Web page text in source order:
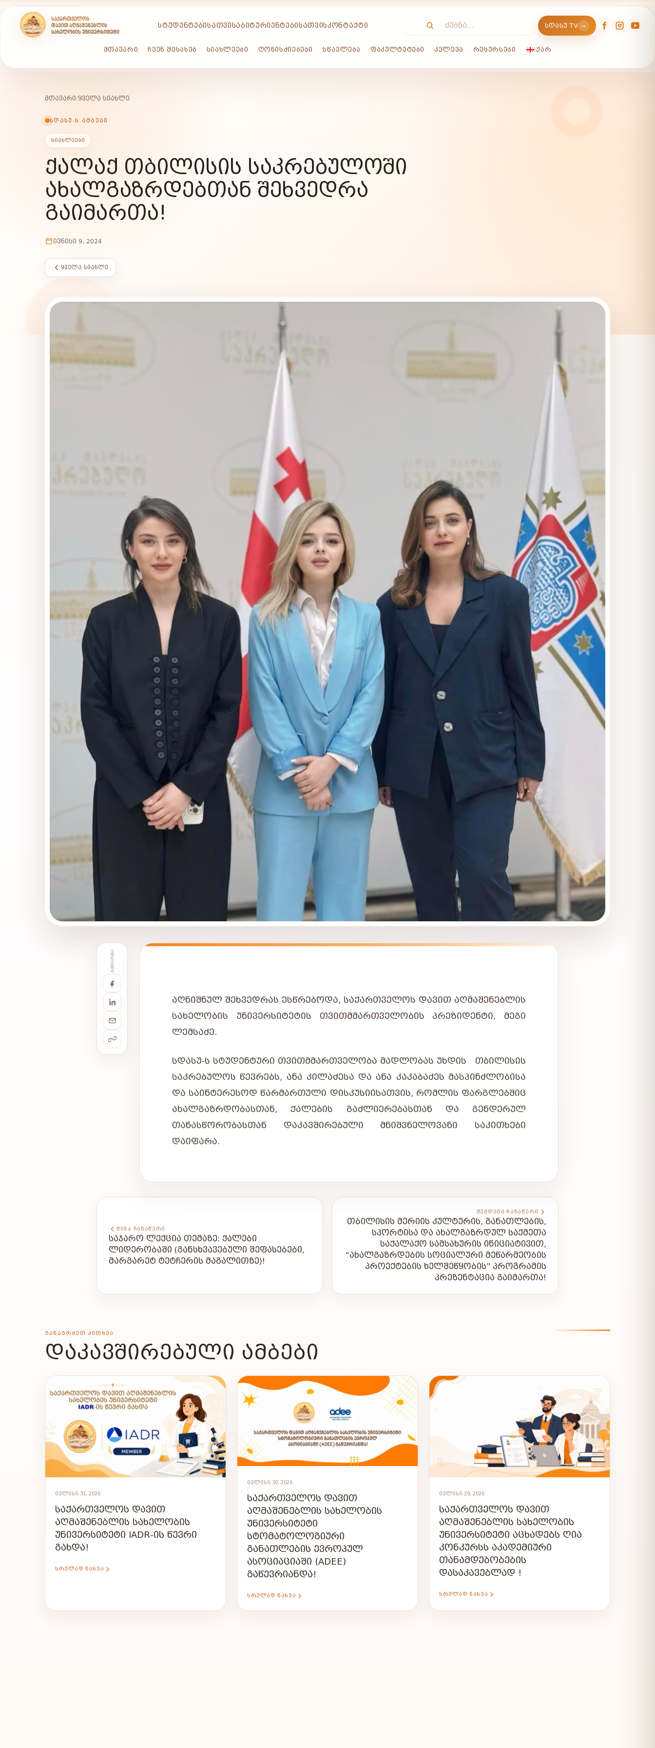
ᲡᲢᲣᲓᲔᲜᲢᲔᲑᲘᲡᲐᲗᲕᲘᲡᲐᲑᲘᲢᲣᲠᲘᲔᲜᲢᲔᲑᲘᲡᲐᲗᲕᲘᲡᲙᲝᲜᲢᲐᲥᲢᲘ ᲡᲓᲐᲡᲣ TV →
ᲛᲗᲐᲕᲐᲠᲘ ᲩᲕᲔᲜ ᲨᲔᲡᲐᲮᲔᲑ ᲡᲘᲐᲮᲚᲔᲔᲑᲘ ᲦᲝᲜᲘᲡᲫᲘᲔᲑᲔᲑᲘ ᲡᲬᲐᲕᲚᲔᲑᲐ ᲤᲐᲙᲣᲚᲢᲔᲢᲔᲑᲘ ᲙᲕᲚᲔᲕᲐ ᲠᲔᲡᲣᲠᲡᲔᲑᲘ ᲥᲐᲠ
ᲛᲗᲐᲕᲐᲠᲘ/ᲧᲕᲔᲚᲐ ᲡᲘᲐᲮᲚᲔ
ᲡᲓᲐᲡᲣ-Ს ᲐᲛᲑᲔᲑᲘ
ᲡᲘᲐᲮᲚᲔᲔᲑᲘ
ᲥᲐᲚᲐᲥ ᲗᲑᲘᲚᲘᲡᲘᲡ ᲡᲐᲙᲠᲔᲑᲣᲚᲝᲨᲘ
ᲐᲮᲐᲚᲒᲐᲖᲠᲓᲔᲑᲗᲐᲜ ᲨᲔᲮᲕᲔᲓᲠᲐ
ᲒᲐᲘᲛᲐᲠᲗᲐ!
ᲘᲕᲜᲘᲡᲘ 9, 2024
ᲧᲕᲔᲚᲐ ᲡᲘᲐᲮᲚᲔ
ᲒᲐᲖᲘᲐᲠᲔᲑᲐ
ᲐᲦᲜᲘᲨᲜᲣᲚ ᲨᲔᲮᲕᲔᲓᲠᲐᲡ ᲔᲡᲬᲠᲔᲑᲝᲓᲐ, ᲡᲐᲥᲐᲠᲗᲕᲔᲚᲝᲡ ᲓᲐᲕᲘᲗ ᲐᲦᲛᲐᲨᲔᲜᲔᲑᲚᲘᲡ
ᲡᲐᲮᲔᲚᲝᲑᲘᲡ ᲣᲜᲘᲕᲔᲠᲡᲘᲢᲔᲢᲘᲡ ᲗᲕᲘᲗᲛᲛᲐᲠᲗᲕᲔᲚᲝᲑᲘᲡ ᲞᲠᲔᲖᲘᲓᲔᲜᲢᲘ, ᲛᲔᲒᲘ
ᲚᲔᲛᲡᲐᲫᲔ.
ᲡᲓᲐᲡᲣ-Ს ᲡᲢᲣᲓᲔᲜᲢᲣᲠᲘ ᲗᲕᲘᲗᲛᲛᲐᲠᲗᲕᲔᲚᲝᲑᲐ ᲛᲐᲓᲚᲝᲑᲐᲡ ᲣᲮᲓᲘᲡ ᲗᲑᲘᲚᲘᲡᲘᲡ
ᲡᲐᲙᲠᲔᲑᲣᲚᲝᲡ ᲬᲔᲕᲠᲔᲑᲡ, ᲐᲜᲐ ᲙᲘᲚᲐᲫᲔᲡᲐ ᲓᲐ ᲐᲜᲐ ᲙᲐᲙᲐᲑᲐᲫᲔᲡ ᲛᲐᲡᲞᲘᲜᲫᲚᲝᲑᲘᲡᲐ
ᲓᲐ ᲡᲐᲘᲜᲢᲔᲠᲔᲡᲝᲓ ᲬᲐᲠᲛᲐᲠᲗᲣᲚᲘ ᲓᲘᲡᲙᲣᲡᲘᲘᲡᲐᲗᲕᲘᲡ, ᲠᲝᲛᲚᲘᲡ ᲤᲐᲠᲒᲚᲔᲑᲨᲘᲪ
ᲐᲮᲐᲚᲒᲐᲖᲠᲓᲝᲑᲐᲡᲗᲐᲜ, ᲥᲐᲚᲔᲑᲘᲡ ᲒᲐᲫᲚᲘᲔᲠᲔᲑᲐᲡᲗᲐᲜ ᲓᲐ ᲒᲔᲜᲓᲔᲠᲣᲚ
ᲗᲐᲜᲐᲡᲬᲝᲠᲝᲑᲐᲡᲗᲐᲜ ᲓᲐᲙᲐᲕᲨᲘᲠᲔᲑᲣᲚᲘ ᲛᲜᲘᲨᲕᲜᲔᲚᲝᲕᲐᲜᲘ ᲡᲐᲙᲘᲗᲮᲔᲑᲘ
ᲓᲐᲘᲤᲐᲠᲐ.
ᲬᲘᲜᲐ ᲩᲐᲜᲐᲬᲔᲠᲘ
ᲡᲐᲯᲐᲠᲝ ᲚᲔᲥᲪᲘᲐ ᲗᲔᲛᲐᲖᲔ: ᲥᲐᲚᲔᲑᲘ
ᲚᲘᲓᲔᲠᲝᲑᲐᲨᲘ (ᲒᲐᲜᲡᲮᲕᲐᲕᲔᲑᲣᲚᲘ ᲨᲔᲤᲐᲡᲔᲑᲔᲑᲘ,
ᲛᲐᲠᲒᲐᲠᲔᲢ ᲢᲔᲢᲩᲔᲠᲘᲡ ᲛᲐᲒᲐᲚᲘᲗᲖᲔ)!
ᲨᲔᲛᲓᲔᲒᲘ ᲩᲐᲜᲐᲬᲔᲠᲘ
ᲗᲑᲘᲚᲘᲡᲘᲡ ᲛᲔᲠᲘᲘᲡ ᲙᲣᲚᲢᲣᲠᲘᲡ, ᲒᲐᲜᲐᲗᲚᲔᲑᲘᲡ,
ᲡᲞᲝᲠᲢᲘᲡᲐ ᲓᲐ ᲐᲮᲐᲚᲒᲐᲖᲠᲓᲣᲚ ᲡᲐᲥᲛᲔᲗᲐ
ᲡᲐᲥᲐᲚᲐᲥᲝ ᲡᲐᲛᲡᲐᲮᲣᲠᲘᲡ ᲘᲜᲘᲪᲘᲐᲢᲘᲕᲘᲗ,
“ᲐᲮᲐᲚᲒᲐᲖᲠᲓᲔᲑᲘᲡ ᲡᲝᲪᲘᲐᲚᲣᲠᲘ ᲛᲔᲬᲐᲠᲛᲔᲝᲑᲘᲡ
ᲞᲠᲝᲔᲥᲢᲔᲑᲘᲡ ᲮᲔᲚᲨᲔᲬᲧᲝᲑᲘᲡ” ᲞᲠᲝᲒᲠᲐᲛᲘᲡ
ᲞᲠᲔᲖᲔᲜᲢᲐᲪᲘᲐ ᲒᲐᲘᲛᲐᲠᲗᲐ!
ᲒᲐᲜᲐᲒᲠᲫᲔᲗ ᲙᲘᲗᲮᲕᲐ
ᲓᲐᲙᲐᲕᲨᲘᲠᲔᲑᲣᲚᲘ ᲐᲛᲑᲔᲑᲘ
ᲘᲕᲚᲘᲡᲘ 31, 2026
ᲡᲐᲥᲐᲠᲗᲕᲔᲚᲝᲡ ᲓᲐᲕᲘᲗ
ᲐᲦᲛᲐᲨᲔᲜᲔᲑᲚᲘᲡ ᲡᲐᲮᲔᲚᲝᲑᲘᲡ
ᲣᲜᲘᲕᲔᲠᲡᲘᲢᲔᲢᲘ IADR-ᲘᲡ ᲬᲔᲕᲠᲘ
ᲒᲐᲮᲓᲐ!
ᲡᲠᲣᲚᲐᲓ ᲜᲐᲮᲕᲐ
ᲘᲕᲚᲘᲡᲘ 30, 2026
ᲡᲐᲥᲐᲠᲗᲕᲔᲚᲝᲡ ᲓᲐᲕᲘᲗ
ᲐᲦᲛᲐᲨᲔᲜᲔᲑᲚᲘᲡ ᲡᲐᲮᲔᲚᲝᲑᲘᲡ
ᲣᲜᲘᲕᲔᲠᲡᲘᲢᲔᲢᲘ
ᲡᲢᲝᲛᲐᲢᲝᲚᲝᲒᲘᲣᲠᲘ
ᲒᲐᲜᲐᲗᲚᲔᲑᲘᲡ ᲔᲕᲠᲝᲞᲣᲚ
ᲐᲡᲝᲪᲘᲐᲪᲘᲐᲨᲘ (ADEE)
ᲒᲐᲬᲔᲕᲠᲘᲐᲜᲓᲐ!
ᲡᲠᲣᲚᲐᲓ ᲜᲐᲮᲕᲐ
ᲘᲕᲚᲘᲡᲘ 29, 2026
ᲡᲐᲥᲐᲠᲗᲕᲔᲚᲝᲡ ᲓᲐᲕᲘᲗ
ᲐᲦᲛᲐᲨᲔᲜᲔᲑᲚᲘᲡ ᲡᲐᲮᲔᲚᲝᲑᲘᲡ
ᲣᲜᲘᲕᲔᲠᲡᲘᲢᲔᲢᲘ ᲐᲪᲮᲐᲓᲔᲑᲡ ᲦᲘᲐ
ᲙᲝᲜᲙᲣᲠᲡᲡ ᲐᲙᲐᲓᲔᲛᲘᲣᲠᲘ
ᲗᲐᲜᲐᲛᲓᲔᲑᲝᲑᲔᲑᲘᲡ
ᲓᲐᲡᲐᲙᲐᲕᲔᲑᲚᲐᲓ !
ᲡᲠᲣᲚᲐᲓ ᲜᲐᲮᲕᲐ